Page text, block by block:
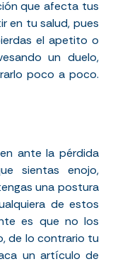
que afecta tus
en tu salud, pues
el apetito o
un duelo,
poco a poco.
ante la pérdida
sientas enojo,
una postura
de estos
es que no los
de lo contrario tu
un artículo de